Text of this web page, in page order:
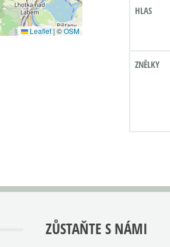
Leaflet | ©OSM
HLAS
ZNĚLKY
ZŮSTAŇTE S NÁMI